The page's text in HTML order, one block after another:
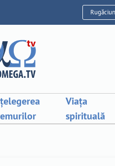
Viața
spirituală